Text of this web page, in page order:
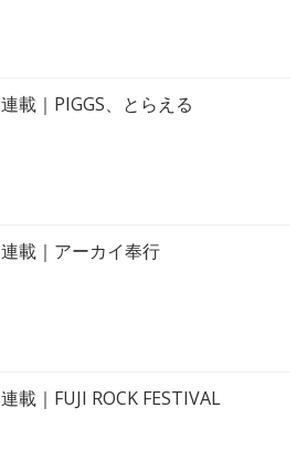
連載｜PIGGS、とらえる
連載｜アーカイ奉行
連載｜FUJI ROCK FESTIVAL